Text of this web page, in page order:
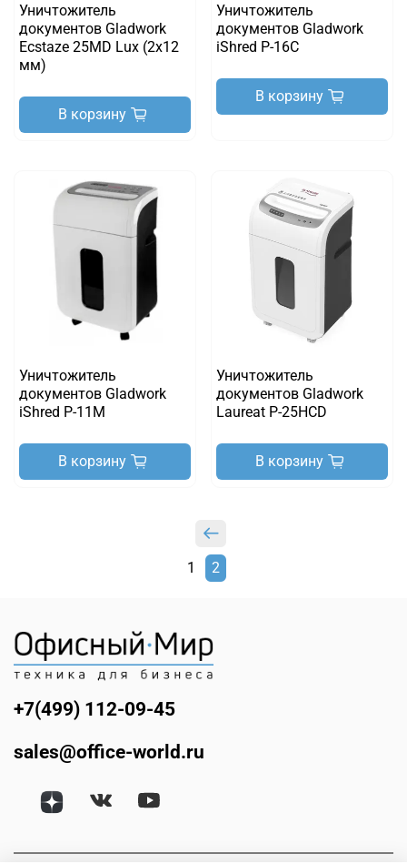
Уничтожитель
документов Gladwork
Ecstaze 25MD Lux (2х12
мм)
В корзину
Уничтожитель
документов Gladwork
iShred P-16C
В корзину
Уничтожитель
документов Gladwork
iShred P-11M
В корзину
Уничтожитель
документов Gladwork
Laureat P-25HCD
В корзину
1 2
+7(499) 112-09-45
sales@office-world.ru